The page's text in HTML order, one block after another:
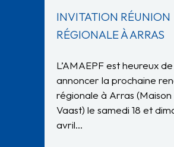
INVITATION RÉUNION
RÉGIONALE À ARRAS
L’AMAEPF est heureux
annoncer la prochaine
régionale à Arras (Maison
Vaast) le samedi 18 et
avril…